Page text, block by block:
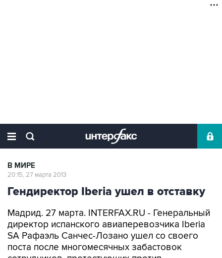
В МИРЕ
20:15, 27 марта 2013
Гендиректор Iberia ушел в отставку
Мадрид. 27 марта. INTERFAX.RU - Генеральный
директор испанского авиаперевозчика Iberia
SA Рафаэль Санчес-Лозано ушел со своего
поста после многомесячных забастовок